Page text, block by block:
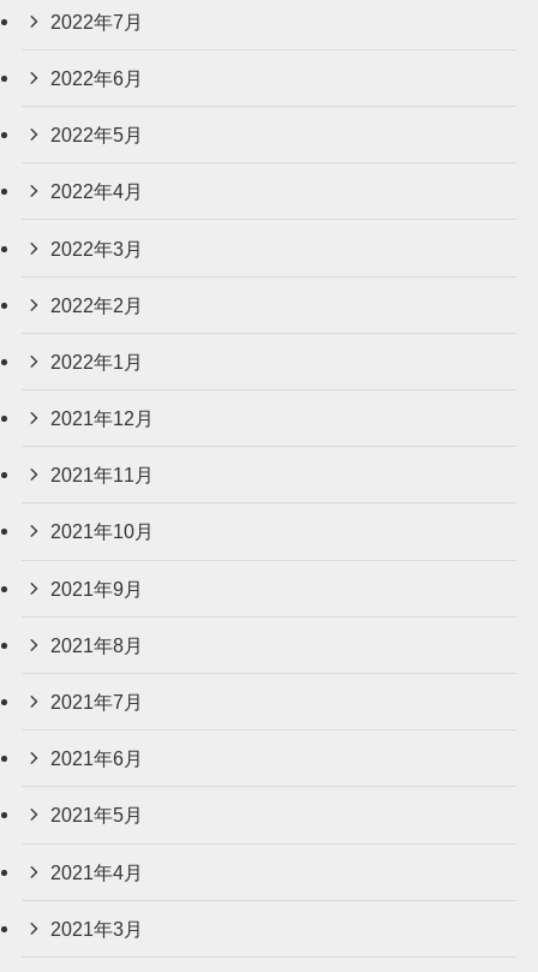
2022年7月
2022年6月
2022年5月
2022年4月
2022年3月
2022年2月
2022年1月
2021年12月
2021年11月
2021年10月
2021年9月
2021年8月
2021年7月
2021年6月
2021年5月
2021年4月
2021年3月